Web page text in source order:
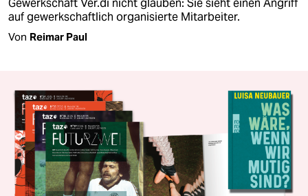
Gewerkschaft Ver.di nicht glauben: Sie sieht einen Angriff
auf gewerkschaftlich organisierte Mitarbeiter.
Von Reimar Paul